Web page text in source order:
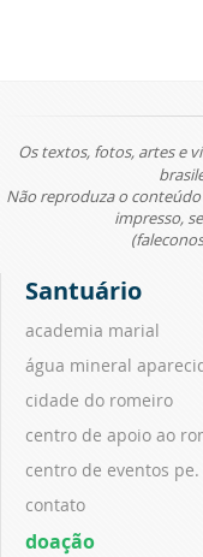
Os textos, fotos, artes e
Não reproduza o
impresso,
Santuário
academia marial
água mineral
cidade do romeiro
centro de apoio ao
centro de eventos
contato
doação